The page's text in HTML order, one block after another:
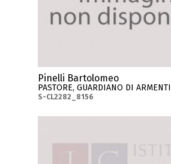
Pinelli Bartolomeo
PASTORE, GUARDIANO DI ARMENTI
S-CL2282_8156